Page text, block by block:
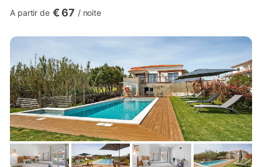
A localização permite fácil acesso a praias, restaurantes e
relaxantes. No exterior, dispõe de churrasqueira, pátio para
refeições ao ar livre e uma área lounge com sombra natur...
A partir de € 67 / noite